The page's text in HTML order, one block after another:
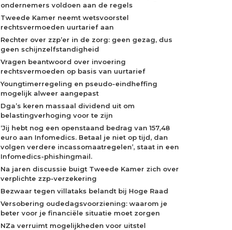
ondernemers voldoen aan de regels
Tweede Kamer neemt wetsvoorstel
rechtsvermoeden uurtarief aan
Rechter over zzp’er in de zorg: geen gezag, dus
geen schijnzelfstandigheid
Vragen beantwoord over invoering
rechtsvermoeden op basis van uurtarief
Youngtimerregeling en pseudo-eindheffing
mogelijk alweer aangepast
Dga’s keren massaal dividend uit om
belastingverhoging voor te zijn
‘Jij hebt nog een openstaand bedrag van 157,48
euro aan Infomedics. Betaal je niet op tijd, dan
volgen verdere incassomaatregelen’, staat in een
Infomedics-phishingmail.
Na jaren discussie buigt Tweede Kamer zich over
verplichte zzp-verzekering
Bezwaar tegen villataks belandt bij Hoge Raad
Versobering oudedagsvoorziening: waarom je
beter voor je financiële situatie moet zorgen
NZa verruimt mogelijkheden voor uitstel